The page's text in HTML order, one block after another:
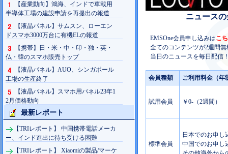
【産業動向】鴻海、インドで車載用
半導体工場の建設申請を再提出の報道
【液晶パネル】サムスン、ローエン
ドスマホ3000万台に有機ELの報道
【携帯】日・米・中・印・独・英・
仏・韓のスマホ販売トップ
【液晶パネル】AUO、シンガポール
工場の生産終了
【液晶パネル】スマホ用パネル23年1
2月価格動向
最新レポート
【TRIレポート】 中国携帯電話メーカ
ー、インド進出に待ち受ける困難
【TRIレポート】 Xiaomiの製品/マーケ
ニュース
EMSOne会員申し込みはこ
全てのコンテンツが2週間
当日のニュースを毎日配信
会員種類 ご利用料金（年
試用会員 ￥0-（2週間）
標準会員
日本でのお申し
中国でのお申し